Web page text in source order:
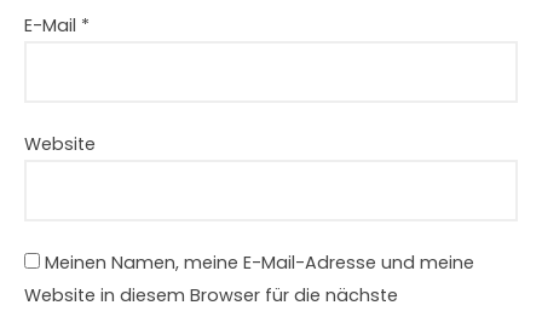
E-Mail *
Website
Meinen Namen, meine E-Mail-Adresse und meine
Website in diesem Browser für die nächste